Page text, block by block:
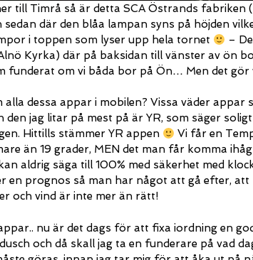
till Timrå så är detta SCA Östrands fabriken
där den blåa lampan syns på höjden
i toppen som lyser upp hela tornet
–
Kyrka) där på baksidan till vänster av ön
funderat om vi båda bor på Ön… Men det
alla dessa appar i mobilen? Vissa väder appar
den jag litar på mest på är YR, som säger
Hittills stämmer YR appen
Vi får en
än 19 grader, MEN det man får komma
aldrig säga till 100% med säkerhet med
en prognos så man har något att gå efter,
och vind är inte mer än rätt!
nu är det dags för att fixa iordning en
och då skall jag ta en funderare på vad